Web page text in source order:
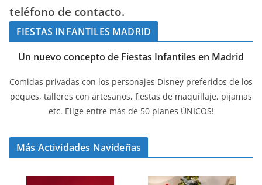
teléfono de contacto.
FIESTAS INFANTILES MADRID
Un nuevo concepto de Fiestas Infantiles en Madrid
Comidas privadas con los personajes Disney preferidos de los
peques, talleres con artesanos, fiestas de maquillaje, pijamas
etc. Elige entre más de 50 planes ÚNICOS!
Más Actividades Navideñas